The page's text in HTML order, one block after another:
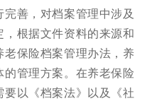
善，对档案管理中涉及
根据文件资料的来源和
保险档案管理办法，养
管理方案。在养老保险
以《档案法》以及《社